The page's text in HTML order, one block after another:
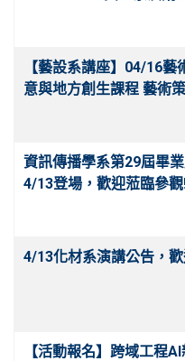
【藝設系講座】04/16藝
意與地方創生課程 藝術
資訊傳播學系第29屆畢
4/13登場，歡迎蒞臨參
4/13化材系演講公告，
【活動報名】跨域工程